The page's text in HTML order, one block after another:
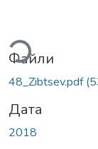
Файли
48_Zibtsev.pdf
Дата
2018